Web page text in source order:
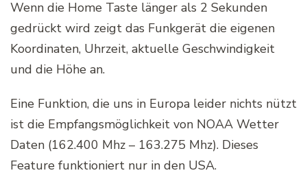
Wenn die Home Taste länger als 2 Sekunden
gedrückt wird zeigt das Funkgerät die eigenen
Koordinaten, Uhrzeit, aktuelle Geschwindigkeit
und die Höhe an.
Eine Funktion, die uns in Europa leider nichts nützt
ist die Empfangsmöglichkeit von NOAA Wetter
Daten (162.400 Mhz – 163.275 Mhz). Dieses
Feature funktioniert nur in den USA.